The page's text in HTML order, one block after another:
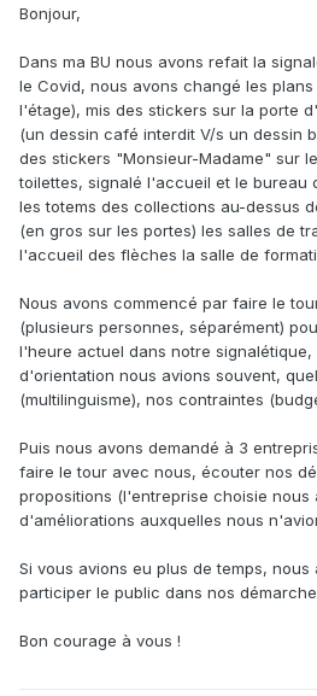
Bonjour,
Dans ma BU nous avons refait la
le Covid, nous avons changé les plans
l'étage), mis des stickers sur la porte
(un dessin café interdit V/s un dessin
des stickers "Monsieur-Madame" sur
toilettes, signalé l'accueil et le bureau
les totems des collections au-dessus
(en gros sur les portes) les salles de
l'accueil des flèches la salle de
Nous avons commencé par faire le
(plusieurs personnes, séparément)
l'heure actuel dans notre signalétique,
d'orientation nous avions souvent,
(multilinguisme), nos contraintes
Puis nous avons demandé à 3
faire le tour avec nous, écouter nos
propositions (l'entreprise choisie nous
d'améliorations auxquelles nous
Si vous avions eu plus de temps, nous
participer le public dans nos
Bon courage à vous !